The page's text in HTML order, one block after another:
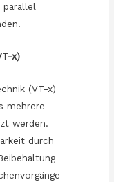
parallel
x)
(VT-x)
mehrere
werden.
durch